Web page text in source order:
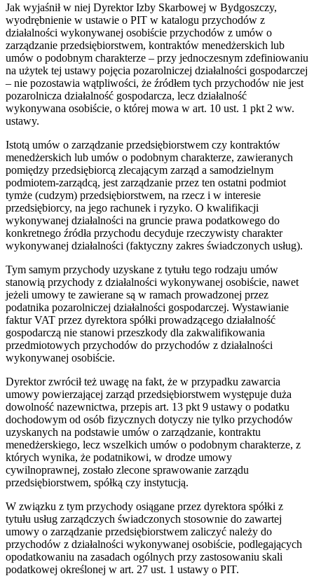
Jak wyjaśnił w niej Dyrektor Izby Skarbowej w Bydgoszczy,
wyodrębnienie w ustawie o PIT w katalogu przychodów z
działalności wykonywanej osobiście przychodów z umów o
zarządzanie przedsiębiorstwem, kontraktów menedżerskich lub
umów o podobnym charakterze – przy jednoczesnym zdefiniowaniu
na użytek tej ustawy pojęcia pozarolniczej działalności gospodarczej
– nie pozostawia wątpliwości, że źródłem tych przychodów nie jest
pozarolnicza działalność gospodarcza, lecz działalność
wykonywana osobiście, o której mowa w art. 10 ust. 1 pkt 2 ww.
ustawy.
Istotą umów o zarządzanie przedsiębiorstwem czy kontraktów
menedżerskich lub umów o podobnym charakterze, zawieranych
pomiędzy przedsiębiorcą zlecającym zarząd a samodzielnym
podmiotem-zarządcą, jest zarządzanie przez ten ostatni podmiot
tymże (cudzym) przedsiębiorstwem, na rzecz i w interesie
przedsiębiorcy, na jego rachunek i ryzyko. O kwalifikacji
wykonywanej działalności na gruncie prawa podatkowego do
konkretnego źródła przychodu decyduje rzeczywisty charakter
wykonywanej działalności (faktyczny zakres świadczonych usług).
Tym samym przychody uzyskane z tytułu tego rodzaju umów
stanowią przychody z działalności wykonywanej osobiście, nawet
jeżeli umowy te zawierane są w ramach prowadzonej przez
podatnika pozarolniczej działalności gospodarczej. Wystawianie
faktur VAT przez dyrektora spółki prowadzącego działalność
gospodarczą nie stanowi przeszkody dla zakwalifikowania
przedmiotowych przychodów do przychodów z działalności
wykonywanej osobiście.
Dyrektor zwrócił też uwagę na fakt, że w przypadku zawarcia
umowy powierzającej zarząd przedsiębiorstwem występuje duża
dowolność nazewnictwa, przepis art. 13 pkt 9 ustawy o podatku
dochodowym od osób fizycznych dotyczy nie tylko przychodów
uzyskanych na podstawie umów o zarządzanie, kontraktu
menedżerskiego, lecz wszelkich umów o podobnym charakterze, z
których wynika, że podatnikowi, w drodze umowy
cywilnoprawnej, zostało zlecone sprawowanie zarządu
przedsiębiorstwem, spółką czy instytucją.
W związku z tym przychody osiągane przez dyrektora spółki z
tytułu usług zarządczych świadczonych stosownie do zawartej
umowy o zarządzanie przedsiębiorstwem zaliczyć należy do
przychodów z działalności wykonywanej osobiście, podlegających
opodatkowaniu na zasadach ogólnych przy zastosowaniu skali
podatkowej określonej w art. 27 ust. 1 ustawy o PIT.